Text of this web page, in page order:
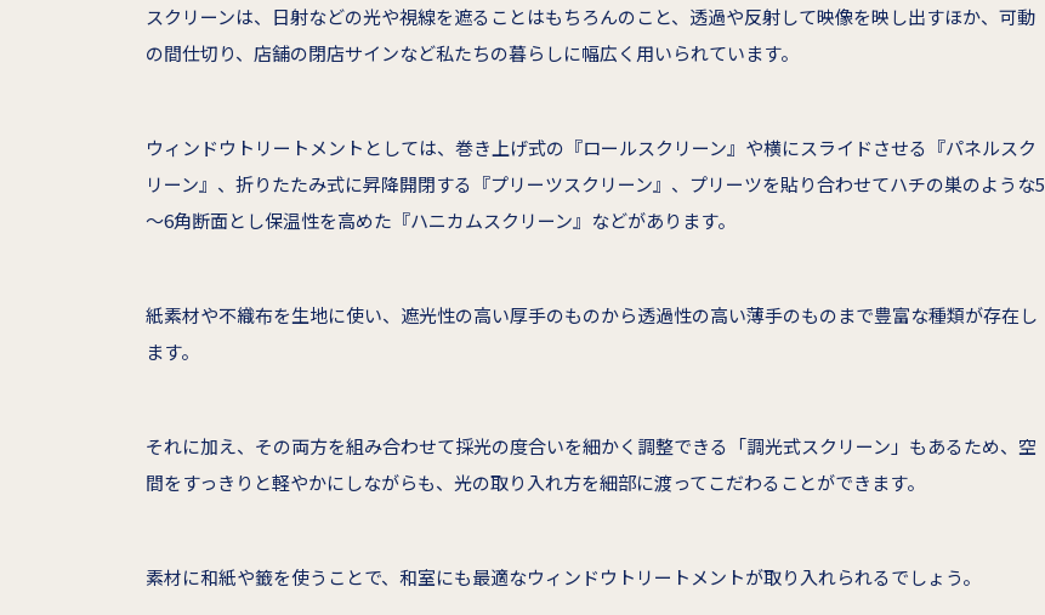
スクリーンは、日射などの光や視線を遮ることはもちろんのこと、透過や反射して映像を映し出すほか、可動
の間仕切り、店舗の閉店サインなど私たちの暮らしに幅広く用いられています。
ウィンドウトリートメントとしては、巻き上げ式の『ロールスクリーン』や横にスライドさせる『パネルスク
リーン』、折りたたみ式に昇降開閉する『プリーツスクリーン』、プリーツを貼り合わせてハチの巣のような5
～6角断面とし保温性を高めた『ハニカムスクリーン』などがあります。
紙素材や不織布を生地に使い、遮光性の高い厚手のものから透過性の高い薄手のものまで豊富な種類が存在し
ます。
それに加え、その両方を組み合わせて採光の度合いを細かく調整できる「調光式スクリーン」もあるため、空
間をすっきりと軽やかにしながらも、光の取り入れ方を細部に渡ってこだわることができます。
素材に和紙や籤を使うことで、和室にも最適なウィンドウトリートメントが取り入れられるでしょう。